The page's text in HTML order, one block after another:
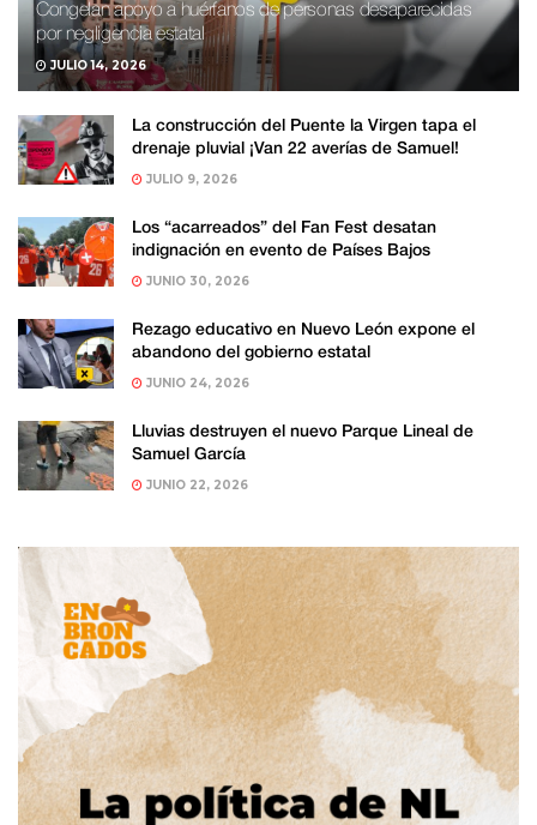
Congelan apoyo a huérfanos de personas desaparecidas
por negligencia estatal
JULIO 14, 2026
La construcción del Puente la Virgen tapa el
drenaje pluvial ¡Van 22 averías de Samuel!
JULIO 9, 2026
Los “acarreados” del Fan Fest desatan
indignación en evento de Países Bajos
JUNIO 30, 2026
Rezago educativo en Nuevo León expone el
abandono del gobierno estatal
JUNIO 24, 2026
Lluvias destruyen el nuevo Parque Lineal de
Samuel García
JUNIO 22, 2026